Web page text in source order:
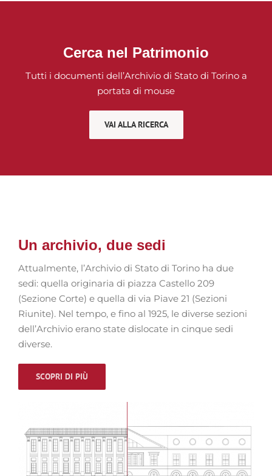
Cerca nel Patrimonio
Tutti i documenti dell’Archivio di Stato di Torino a
portata di mouse
VAI ALLA RICERCA
Un archivio, due sedi
Attualmente, l’Archivio di Stato di Torino ha due
sedi: quella originaria di piazza Castello 209
(Sezione Corte) e quella di via Piave 21 (Sezioni
Riunite). Nel tempo, e fino al 1925, le diverse sezioni
dell’Archivio erano state dislocate in cinque sedi
diverse.
SCOPRI DI PIÙ